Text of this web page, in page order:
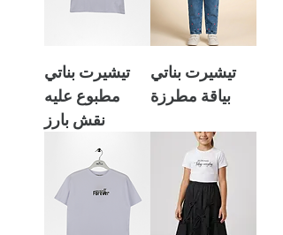
تيشيرت بناتي
بياقة مطرزة
تيشيرت بناتي
مطبوع عليه
نقش بارز